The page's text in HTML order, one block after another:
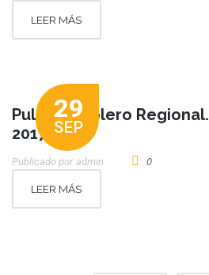
LEER MÁS
29
SEP
Pulso Petrolero
2017
Publicado por Admin 0
LEER MÁS